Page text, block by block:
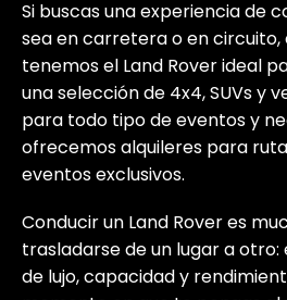
Si buscas una experiencia de
sea en carretera o en circuito,
tenemos el Land Rover ideal
una selección de 4x4, SUVs y
para todo tipo de eventos y
ofrecemos alquileres para
eventos exclusivos.
Conducir un Land Rover es
trasladarse de un lugar a otro:
de lujo, capacidad y